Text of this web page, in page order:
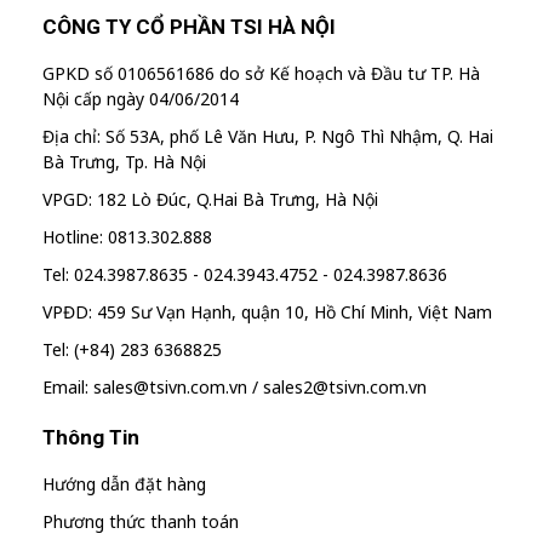
CÔNG TY CỔ PHẦN TSI HÀ NỘI
GPKD số 0106561686 do sở Kế hoạch và Đầu tư TP. Hà
Nội cấp ngày 04/06/2014
Địa chỉ: Số 53A, phố Lê Văn Hưu, P. Ngô Thì Nhậm, Q. Hai
Bà Trưng, Tp. Hà Nội
VPGD: 182 Lò Đúc, Q.Hai Bà Trưng, Hà Nội
Hotline: 0813.302.888
Tel: 024.3987.8635 - 024.3943.4752 - 024.3987.8636
VPĐD: 459 Sư Vạn Hạnh, quận 10, Hồ Chí Minh, Việt Nam
Tel: (+84) 283 6368825
Email: sales@tsivn.com.vn / sales2@tsivn.com.vn
Thông Tin
Hướng dẫn đặt hàng
Phương thức thanh toán